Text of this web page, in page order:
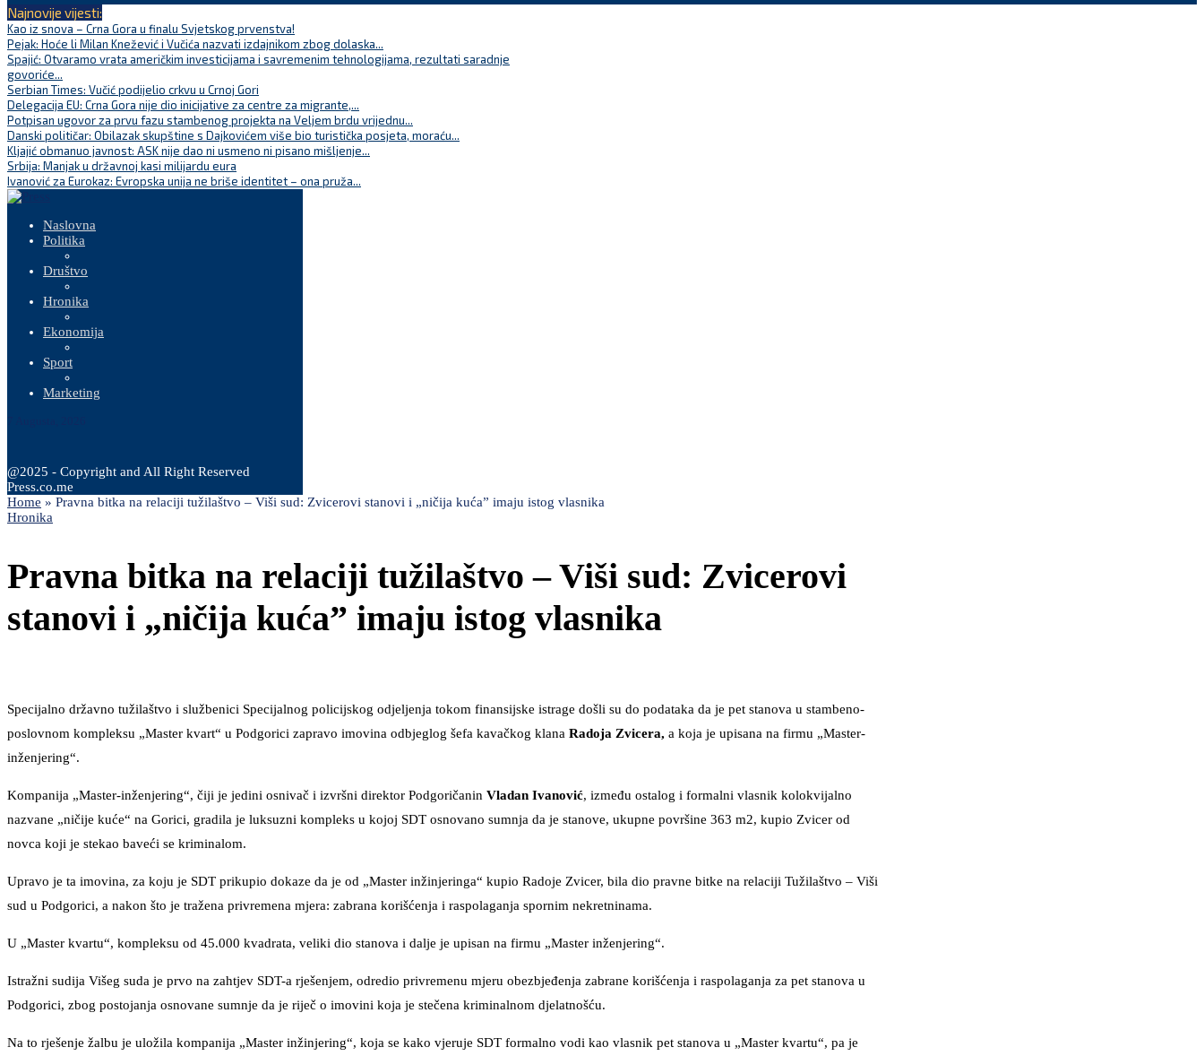
Najnovije vijesti:
Kao iz snova – Crna Gora u finalu Svjetskog prvenstva!
Pejak: Hoće li Milan Knežević i Vučića nazvati izdajnikom zbog dolaska...
Spajić: Otvaramo vrata američkim investicijama i savremenim tehnologijama, rezultati saradnje
govoriće...
Serbian Times: Vučić podijelio crkvu u Crnoj Gori
Delegacija EU: Crna Gora nije dio inicijative za centre za migrante,...
Potpisan ugovor za prvu fazu stambenog projekta na Veljem brdu vrijednu...
Danski političar: Obilazak skupštine s Dajkovićem više bio turistička posjeta, moraću...
Kljajić obmanuo javnost: ASK nije dao ni usmeno ni pisano mišljenje...
Srbija: Manjak u državnoj kasi milijardu eura
Ivanović za Eurokaz: Evropska unija ne briše identitet – ona pruža...
Naslovna
Politika
Društvo
Hronika
Ekonomija
Sport
Marketing
@2025 - Copyright and All Right Reserved
Press.co.me
Home » Pravna bitka na relaciji tužilaštvo – Viši sud: Zvicerovi stanovi i „ničija kuća” imaju istog vlasnika
Hronika
Pravna bitka na relaciji tužilaštvo – Viši sud: Zvicerovi
stanovi i „ničija kuća” imaju istog vlasnika
Specijalno državno tužilaštvo i službenici Specijalnog policijskog odjeljenja tokom finansijske istrage došli su do podataka da je pet stanova u stambeno-
poslovnom kompleksu „Master kvart“ u Podgorici zapravo imovina odbjeglog šefa kavačkog klana Radoja Zvicera, a koja je upisana na firmu „Master-
inženjering“.
Kompanija „Master-inženjering“, čiji je jedini osnivač i izvršni direktor Podgoričanin Vladan Ivanović, između ostalog i formalni vlasnik kolokvijalno
nazvane „ničije kuće“ na Gorici, gradila je luksuzni kompleks u kojoj SDT osnovano sumnja da je stanove, ukupne površine 363 m2, kupio Zvicer od
novca koji je stekao baveći se kriminalom.
Upravo je ta imovina, za koju je SDT prikupio dokaze da je od „Master inžinjeringa“ kupio Radoje Zvicer, bila dio pravne bitke na relaciji Tužilaštvo – Viši
sud u Podgorici, a nakon što je tražena privremena mjera: zabrana korišćenja i raspolaganja spornim nekretninama.
U „Master kvartu“, kompleksu od 45.000 kvadrata, veliki dio stanova i dalje je upisan na firmu „Master inženjering“.
Istražni sudija Višeg suda je prvo na zahtjev SDT-a rješenjem, odredio privremenu mjeru obezbjeđenja zabrane korišćenja i raspolaganja za pet stanova u
Podgorici, zbog postojanja osnovane sumnje da je riječ o imovini koja je stečena kriminalnom djelatnošću.
Na to rješenje žalbu je uložila kompanija „Master inžinjering“, koja se kako vjeruje SDT formalno vodi kao vlasnik pet stanova u „Master kvartu“, pa je